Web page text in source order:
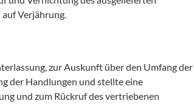
auf Verjährung.
zur Auskunft über den Umfang der
der Handlungen und stellte eine
und zum Rückruf des vertriebenen